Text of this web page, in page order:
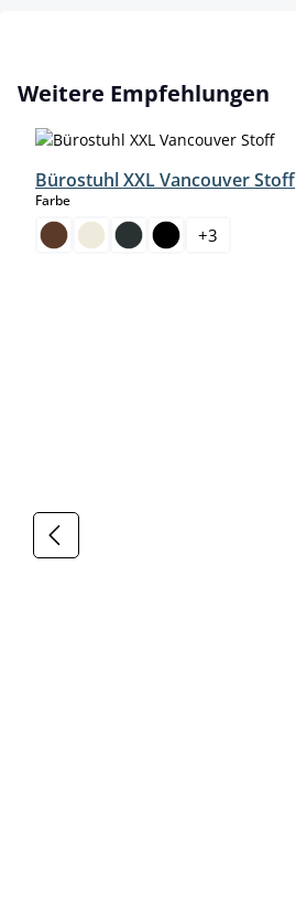
Produktgalerie überspringen
Weitere Empfehlungen
Bürostuhl XXL Vancouver Stoff
Farbeauswählen
+3